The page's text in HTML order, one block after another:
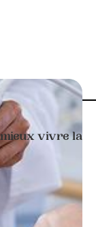
mieux vivre la